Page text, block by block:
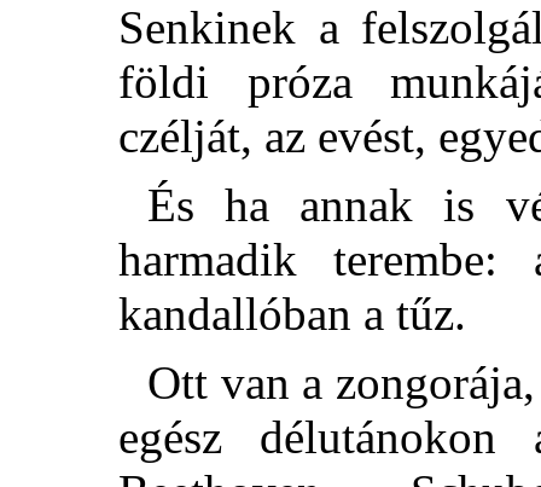
Senkinek a
földi próza
czélját, az evést,
És ha annak is
harmadik
kandallóban a tűz.
Ott van a
egész délutánokon